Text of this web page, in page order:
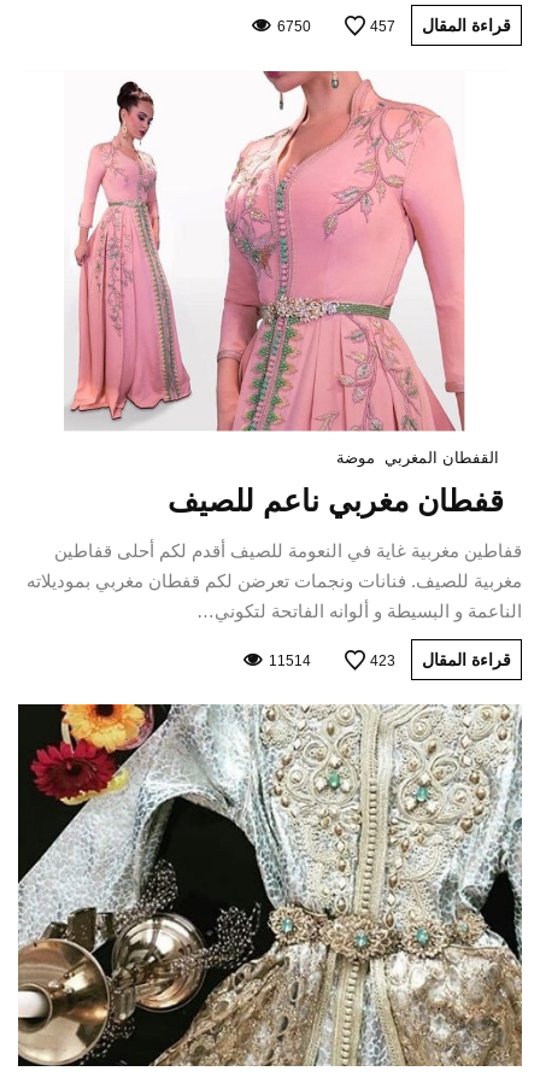
قراءة المقال 457
6750
القفطان المغربي موضة
قفطان مغربي ناعم للصيف
قفاطين مغربية غاية في النعومة للصيف أقدم لكم أحلى قفاطين
مغربية للصيف. فنانات ونجمات تعرضن لكم قفطان مغربي بموديلاته
الناعمة و البسيطة و ألوانه الفاتحة لتكوني…
قراءة المقال 423
11514